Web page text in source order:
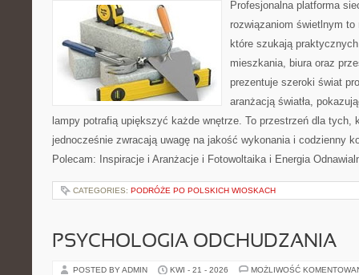
Profesjonalna platforma
rozwiązaniom świetlnym
które szukają
mieszkania, biura oraz
prezentuje szeroki świat
aranżacją światła,
lampy potrafią upiększyć każde wnętrze. To przestrzeń dla tych,
jednocześnie zwracają uwagę na jakość wykonania i codzienny
Polecam: Inspiracje i Aranżacje i Fotowoltaika i Energia
CATEGORIES: PODRÓŻE PO POLSKICH WIOSKACH
PSYCHOLOGIA ODCHUDZANIA
POSTED BY ADMIN KWI - 21 - 2026 MOŻLIWOŚĆ